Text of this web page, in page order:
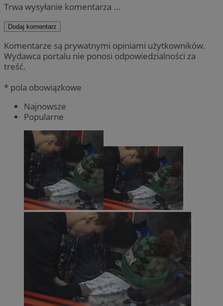
Trwa wysyłanie komentarza ...
Dodaj komentarz
Komentarze są prywatnymi opiniami użytkowników.
Wydawca portalu nie ponosi odpowiedzialności za
treść.
* pola obowiązkowe
Najnowsze
Popularne